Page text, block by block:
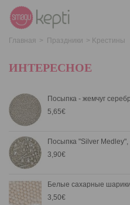
Главная > Праздники > Kрестины
ИНТЕРЕСНОЕ
Посыпка - жемчуг
5,65€
Посыпка "Silver Medley",
3,90€
Белые сахарные
3,50€